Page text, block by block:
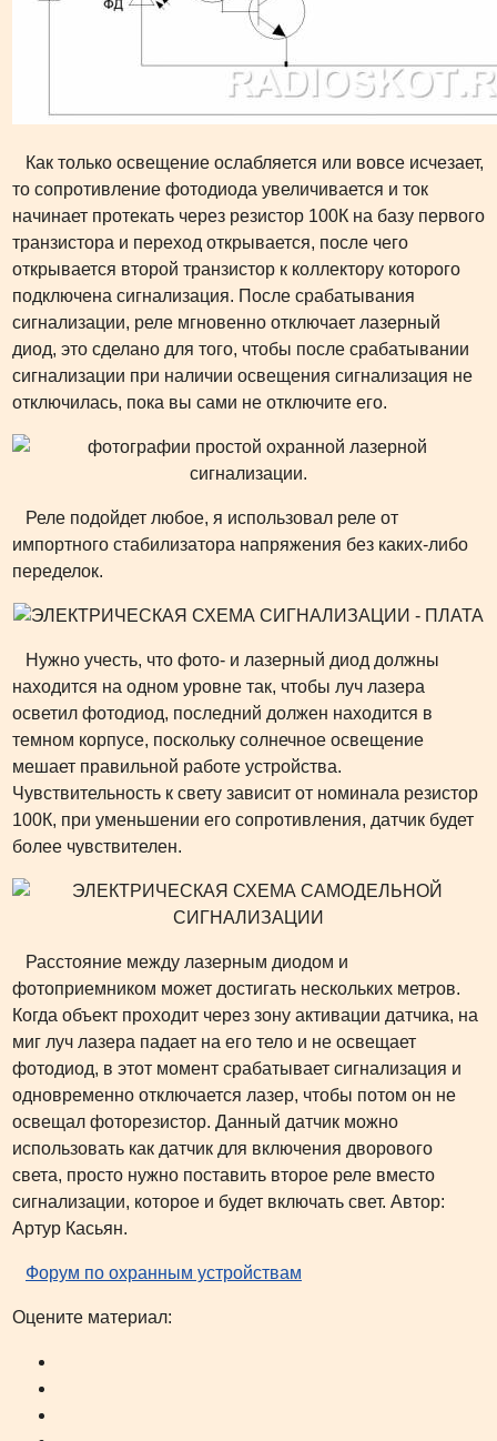
Как только освещение ослабляется или вовсе исчезает,
то сопротивление фотодиода увеличивается и ток
начинает протекать через резистор 100К на базу первого
транзистора и переход открывается, после чего
открывается второй транзистор к коллектору которого
подключена сигнализация. После срабатывания
сигнализации, реле мгновенно отключает лазерный
диод, это сделано для того, чтобы после срабатывании
сигнализации при наличии освещения сигнализация не
отключилась, пока вы сами не отключите его.
Реле подойдет любое, я использовал реле от
импортного стабилизатора напряжения без каких-либо
переделок.
Нужно учесть, что фото- и лазерный диод должны
находится на одном уровне так, чтобы луч лазера
осветил фотодиод, последний должен находится в
темном корпусе, поскольку солнечное освещение
мешает правильной работе устройства.
Чувствительность к свету зависит от номинала резистор
100К, при уменьшении его сопротивления, датчик будет
более чувствителен.
Расстояние между лазерным диодом и
фотоприемником может достигать нескольких метров.
Когда объект проходит через зону активации датчика, на
миг луч лазера падает на его тело и не освещает
фотодиод, в этот момент срабатывает сигнализация и
одновременно отключается лазер, чтобы потом он не
освещал фоторезистор. Данный датчик можно
использовать как датчик для включения дворового
света, просто нужно поставить второе реле вместо
сигнализации, которое и будет включать свет. Автор:
Артур Касьян.
Форум по охранным устройствам
Оцените материал: